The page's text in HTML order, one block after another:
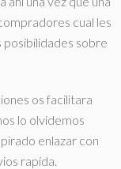
cual les
posibilidades sobre
os facilitara
lo olvidemos
enlazar con
rapida.